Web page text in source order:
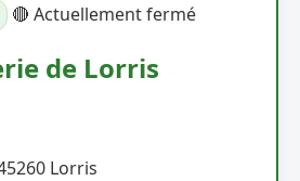
🔴 Actuellement fermé
de Lorris
Lorris